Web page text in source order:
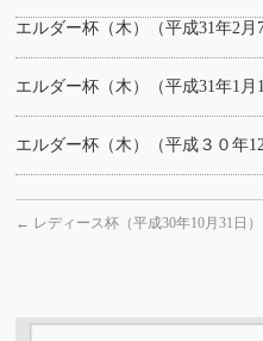
エルダー杯（木）（平成31年2月7
エルダー杯（木）（平成31年1月
エルダー杯（木）（平成３０年12
← レディース杯（平成30年10月31日）